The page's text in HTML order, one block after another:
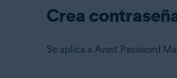
Crea
Se aplica a Avast Password